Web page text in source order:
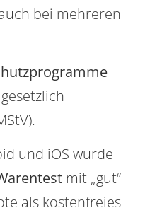
bei mehreren
und iOS wurde
mit „gut“
als kostenfreies